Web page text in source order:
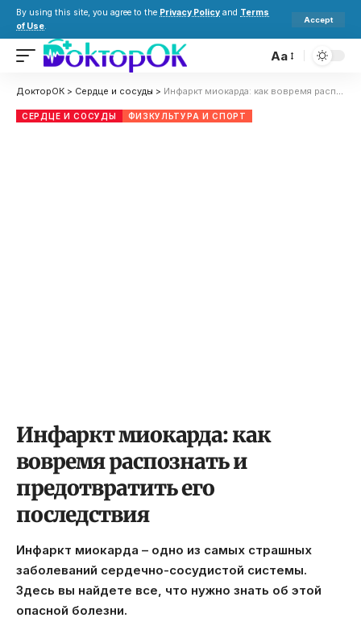
By using this site, you agree to the Privacy Policy and Terms
of Use.
Accept
Aa
ДокторОК > Сердце и сосуды > Инфаркт миокарда: как вовремя распознать и предотвратить его последствия
СЕРДЦЕ И СОСУДЫ ФИЗКУЛЬТУРА И СПОРТ
Инфаркт миокарда: как
вовремя распознать и
предотвратить его
последствия
Инфаркт миокарда – одно из самых страшных
заболеваний сердечно-сосудистой системы.
Здесь вы найдете все, что нужно знать об этой
опасной болезни.